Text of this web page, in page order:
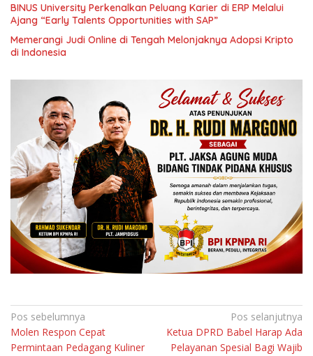
BINUS University Perkenalkan Peluang Karier di ERP Melalui
Ajang “Early Talents Opportunities with SAP”
Memerangi Judi Online di Tengah Melonjaknya Adopsi Kripto
di Indonesia
Navigasi
pos
Pos sebelumnya
Molen Respon Cepat
Permintaan Pedagang Kuliner
Pos selanjutnya
Ketua DPRD Babel Harap Ada
Pelayanan Spesial Bagi Wajib